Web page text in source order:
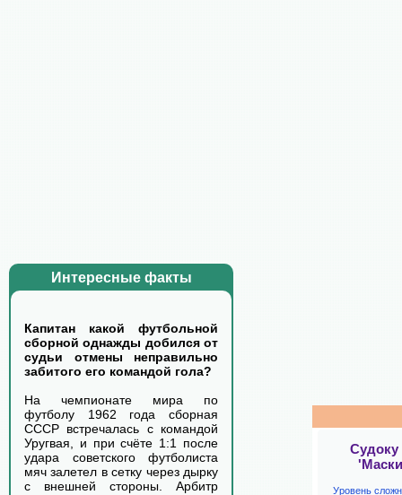
Интересные факты
Капитан какой футбольной
сборной однажды добился от
судьи отмены неправильно
забитого его командой гола?
На чемпионате мира по
футболу 1962 года сборная
СССР встречалась с командой
Уругвая, и при счёте 1:1 после
удара советского футболиста
мяч залетел в сетку через дырку
с внешней стороны. Арбитр
Уровень